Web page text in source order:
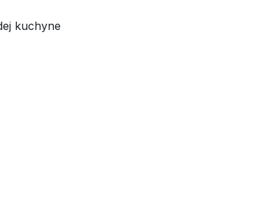
kuchyne